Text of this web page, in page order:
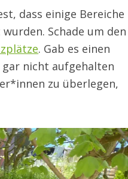
dass einige Bereiche
Schade um den
. Gab es einen
gar nicht aufgehalten
zu überlegen,